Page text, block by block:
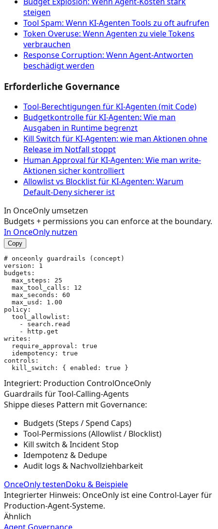
steigen
Tool Spam: Wenn KI-Agenten Tools zu oft aufrufen
Token Overuse: Wenn Agenten zu viele Tokens
verbrauchen
Response Corruption: Wenn Agent-Antworten
beschädigt werden
Erforderliche Governance
Tool‑Berechtigungen für KI‑Agenten (mit Code)
Budgetkontrolle für KI-Agenten: Wie man
Ausgaben in Runtime begrenzt
Kill Switch für KI-Agenten: wie man Aktionen ohne
Release im Notfall stoppt
Human Approval für KI-Agenten: Wie man write-
Aktionen sicher kontrolliert
Allowlist vs Blocklist für KI-Agenten: Warum
Default-Deny sicherer ist
In OnceOnly umsetzen
Budgets + permissions you can enforce at the boundary.
In OnceOnly nutzen
Copy
# onceonly guardrails (concept)
version: 1
budgets:
  max_steps: 25
  max_tool_calls: 12
  max_seconds: 60
  max_usd: 1.00
policy:
  tool_allowlist:
    - search.read
    - http.get
writes:
  require_approval: true
  idempotency: true
controls:
Integriert: Production ControlOnceOnly
Guardrails für Tool-Calling-Agents
Shippe dieses Pattern mit Governance:
Budgets (Steps / Spend Caps)
Tool-Permissions (Allowlist / Blocklist)
Kill switch & Incident Stop
Idempotenz & Dedupe
Audit logs & Nachvollziehbarkeit
OnceOnly testenDoku & Beispiele
Integrierter Hinweis: OnceOnly ist eine Control-Layer für
Production-Agent-Systeme.
Ähnlich